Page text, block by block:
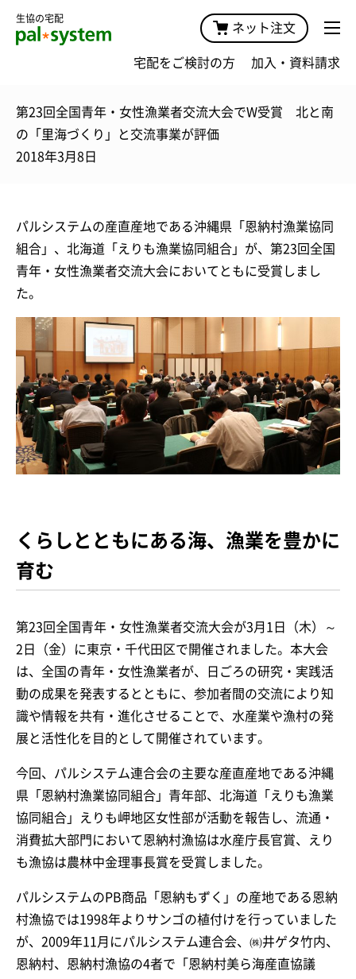
生協の宅配
ネット注文
宅配をご検討の方 加入・資料請求
第23回全国青年・女性漁業者交流大会でW受賞 北と南
の「里海づくり」と交流事業が評価
2018年3月8日
パルシステムの産直産地である沖縄県「恩納村漁業協同
組合」、北海道「えりも漁業協同組合」が、第23回全国
青年・女性漁業者交流大会においてともに受賞しまし
た。
くらしとともにある海、漁業を豊かに
育む
第23回全国青年・女性漁業者交流大会が3月1日（木）～
2日（金）に東京・千代田区で開催されました。本大会
は、全国の青年・女性漁業者が、日ごろの研究・実践活
動の成果を発表するとともに、参加者間の交流により知
識や情報を共有・進化させることで、水産業や漁村の発
展と活性化を目的として開催されています。
今回、パルシステム連合会の主要な産直産地である沖縄
県「恩納村漁業協同組合」青年部、北海道「えりも漁業
協同組合」えりも岬地区女性部が活動を報告し、流通・
消費拡大部門において恩納村漁協は水産庁長官賞、えり
も漁協は農林中金理事長賞を受賞しました。
パルシステムのPB商品「恩納もずく」の産地である恩納
村漁協では1998年よりサンゴの植付けを行っていました
が、2009年11月にパルシステム連合会、㈱井ゲタ竹内、
恩納村、恩納村漁協の4者で「恩納村美ら海産直協議